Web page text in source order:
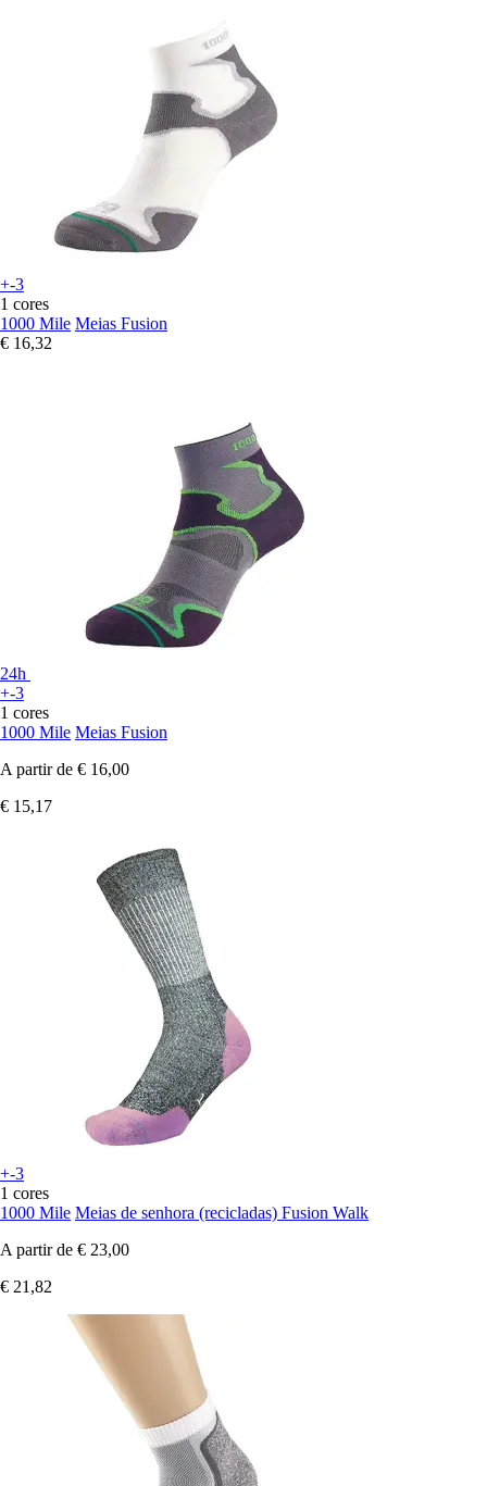
+-3
1 cores
1000 Mile Meias Fusion
€ 16,32
24h
+-3
1 cores
1000 Mile Meias Fusion
A partir de € 16,00
€ 15,17
+-3
1 cores
1000 Mile Meias de senhora (recicladas) Fusion Walk
A partir de € 23,00
€ 21,82